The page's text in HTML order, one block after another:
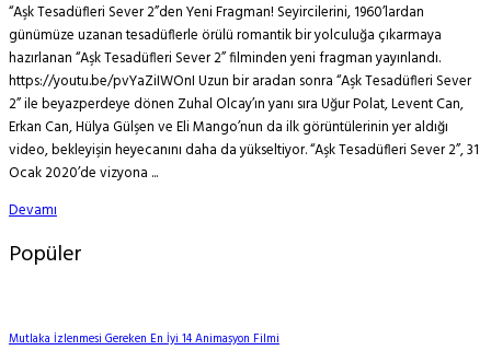
“Aşk Tesadüfleri Sever 2”den Yeni Fragman! Seyircilerini, 1960’lardan
günümüze uzanan tesadüflerle örülü romantik bir yolculuğa çıkarmaya
hazırlanan “Aşk Tesadüfleri Sever 2” filminden yeni fragman yayınlandı.
https://youtu.be/pvYaZiIWOnI Uzun bir aradan sonra “Aşk Tesadüfleri Sever
2” ile beyazperdeye dönen Zuhal Olcay’ın yanı sıra Uğur Polat, Levent Can,
Erkan Can, Hülya Gülşen ve Eli Mango’nun da ilk görüntülerinin yer aldığı
video, bekleyişin heyecanını daha da yükseltiyor. “Aşk Tesadüfleri Sever 2”, 31
Ocak 2020’de vizyona ...
Devamı
Popüler
Mutlaka İzlenmesi Gereken En İyi 14 Animasyon Filmi